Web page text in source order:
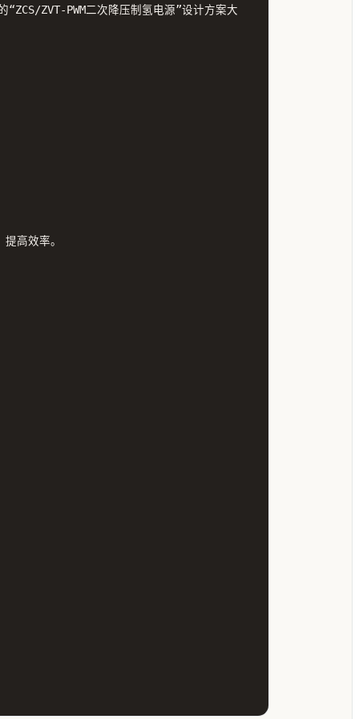
ZVT-PWM二次降压制氢电源”设计方案大
高效率。